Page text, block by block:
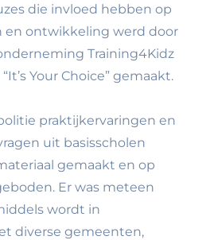
die invloed hebben op
en ontwikkeling werd door
Training4Kidz
Your Choice” gemaakt.
praktijkervaringen en
uit basisscholen
gemaakt en op
Er was meteen
wordt in
diverse gemeenten,